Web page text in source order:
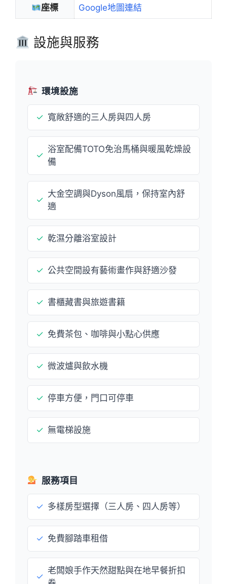
座標 Google地圖連結
設施與服務
環境設施
✓ 寬敞舒適的三人房與四人房
✓
浴室配備TOTO免治馬桶與暖風乾燥設
備
✓
大金空調與Dyson風扇，保持室內舒
適
✓ 乾濕分離浴室設計
✓ 公共空間設有藝術畫作與舒適沙發
✓ 書櫃藏書與旅遊書籍
✓ 免費茶包、咖啡與小點心供應
✓ 微波爐與飲水機
✓ 停車方便，門口可停車
✓ 無電梯設施
服務項目
✓ 多樣房型選擇（三人房、四人房等）
✓ 免費腳踏車租借
✓
老闆娘手作天然甜點與在地早餐折扣